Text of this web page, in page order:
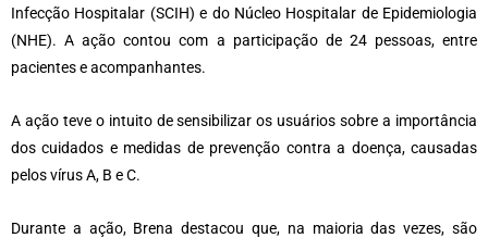
Infecção Hospitalar (SCIH) e do Núcleo Hospitalar de Epidemiologia
(NHE). A ação contou com a participação de 24 pessoas, entre
pacientes e acompanhantes.
A ação teve o intuito de sensibilizar os usuários sobre a importância
dos cuidados e medidas de prevenção contra a doença, causadas
pelos vírus A, B e C.
Durante a ação, Brena destacou que, na maioria das vezes, são